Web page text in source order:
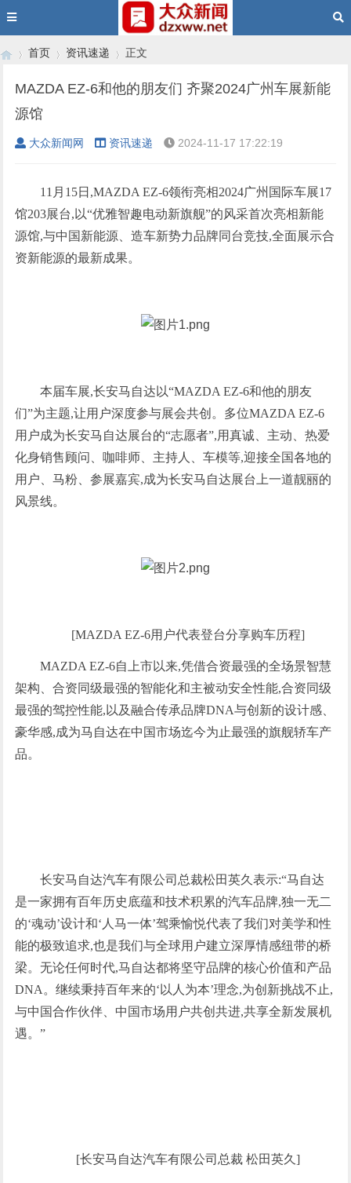
›
首页 资讯速递 正文
MAZDA EZ-6和他的朋友们 齐聚2024广州车展新能
源馆
大众新闻网 资讯速递 2024-11-17 17:22:19
11月15日,MAZDA EZ-6领衔亮相2024广州国际车展17
馆203展台,以“优雅智趣电动新旗舰”的风采首次亮相新能
源馆,与中国新能源、造车新势力品牌同台竞技,全面展示合
资新能源的最新成果。
本届车展,长安马自达以“MAZDA EZ-6和他的朋友
们”为主题,让用户深度参与展会共创。多位MAZDA EZ-6
用户成为长安马自达展台的“志愿者”,用真诚、主动、热爱
化身销售顾问、咖啡师、主持人、车模等,迎接全国各地的
用户、马粉、参展嘉宾,成为长安马自达展台上一道靓丽的
风景线。
[MAZDA EZ-6用户代表登台分享购车历程]
MAZDA EZ-6自上市以来,凭借合资最强的全场景智慧
架构、合资同级最强的智能化和主被动安全性能,合资同级
最强的驾控性能,以及融合传承品牌DNA与创新的设计感、
豪华感,成为马自达在中国市场迄今为止最强的旗舰轿车产
品。
长安马自达汽车有限公司总裁松田英久表示:“马自达
是一家拥有百年历史底蕴和技术积累的汽车品牌,独一无二
的‘魂动’设计和‘人马一体’驾乘愉悦代表了我们对美学和性
能的极致追求,也是我们与全球用户建立深厚情感纽带的桥
梁。无论任何时代,马自达都将坚守品牌的核心价值和产品
DNA。继续秉持百年来的‘以人为本’理念,为创新挑战不止,
与中国合作伙伴、中国市场用户共创共进,共享全新发展机
遇。”
[长安马自达汽车有限公司总裁 松田英久]